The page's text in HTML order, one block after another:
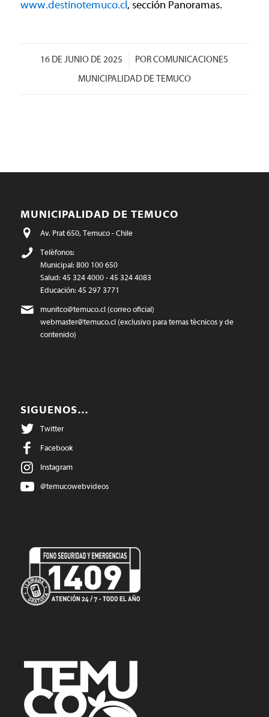
www.destinotemuco.cl , sección Panoramas.
16 DE JUNIO DE 2025
/ PORCOMUNICACIONES
MUNICIPALIDAD DE TEMUCO
MUNICIPALIDAD DE TEMUCO
Av. Prat 650, Temuco - Chile
Teléfonos:
Municipal: 800 100 650
Salud: 45 324 4000 - 45 324 4083
Educación: 45 297 3771
munitco@temuco.cl(correo oficial)
webmaster@temuco.cl(exclusivo para temas técnicos y de
contenido)
SIGUENOS…
Twitter
Facebook
Instagram
@temucowebvideos